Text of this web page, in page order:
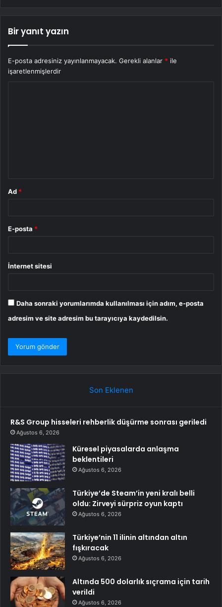
Bir yanıt yazın
E-posta adresiniz yayınlanmayacak. Gerekli alanlar * ile
işaretlenmişlerdir
Ad *
E-posta *
İnternet sitesi
Daha sonraki yorumlarımda kullanılması için adım, e-posta
adresim ve site adresim bu tarayıcıya kaydedilsin.
Son Eklenen
R&S Group hisseleri rehberlik düşürme sonrası geriledi
Ağustos 6, 2026
Küresel piyasalarda anlaşma
beklentileri
Ağustos 6, 2026
Türkiye’de Steam’in yeni kralı belli
oldu: Zirveyi sürpriz oyun kaptı
Ağustos 6, 2026
Türkiye’nin 11 ilinin altından altın
fışkıracak
Ağustos 6, 2026
Altında 500 dolarlık sıçrama için tarih
verildi
Ağustos 6, 2026